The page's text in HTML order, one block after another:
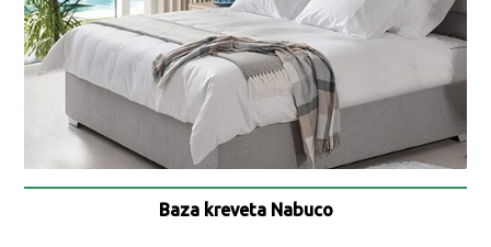
Baza kreveta Nabuco